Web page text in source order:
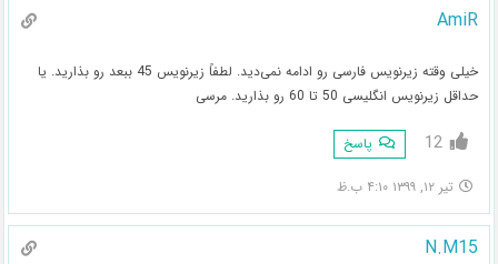
AmiR
خیلی وقته زیرنویس فارسی رو ادامه نمی‌دید. لطفاً زیرنویس 45 ببعد رو بذارید. یا
حداقل زیرنویس انگلیسی 50 تا 60 رو بذارید. مرسی
12 پاسخ
تیر ۱۲, ۱۳۹۹ ۴:۱۰ ب.ظ
N.M15